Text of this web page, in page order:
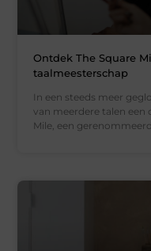
Ontdek The Square
taalmeesterschap
In een steeds meer
van meerdere talen een
Mile, een gerenommeerd